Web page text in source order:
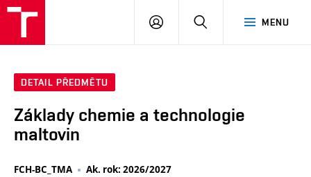
MENU
PŘIHLÁSIT
DETAIL PŘEDMĚTU
Základy chemie a technologie
maltovin
FCH-BC_TMA Ak. rok: 2026/2027